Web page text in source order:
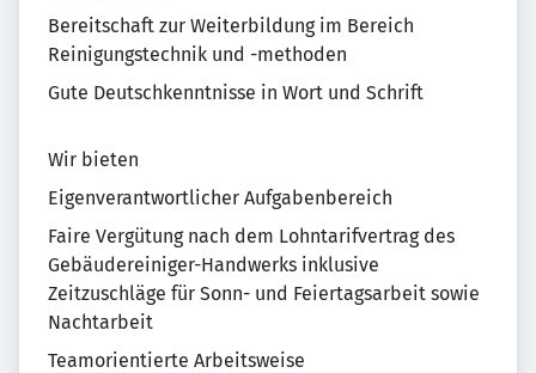
Bereitschaft zur Weiterbildung im Bereich
Reinigungstechnik und -methoden
Gute Deutschkenntnisse in Wort und Schrift
Wir bieten
Eigenverantwortlicher Aufgabenbereich
Faire Vergütung nach dem Lohntarifvertrag des
Gebäudereiniger-Handwerks inklusive
Zeitzuschläge für Sonn- und Feiertagsarbeit sowie
Nachtarbeit
Teamorientierte Arbeitsweise